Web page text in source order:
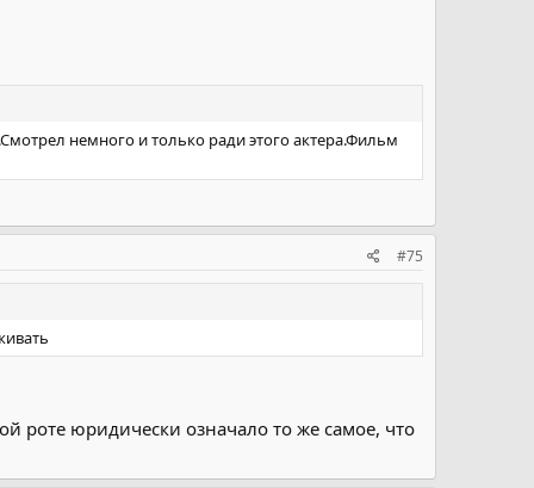
немного и только ради этого актера.Фильм
#75
роте юридически означало то же самое, что